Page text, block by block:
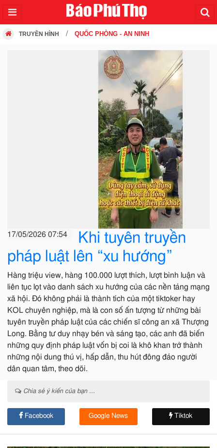
TRUYỀN HÌNH QUỐC PHÒNG - AN NINH
17/05/2026 07:54
Khi tuyên truyền
pháp luật lên “xu hướng”
Hàng triệu view, hàng 100.000 lượt thích, lượt bình luận và
liên tục lọt vào danh sách xu hướng của các nền tảng mạng
xã hội. Đó không phải là thành tích của một tiktoker hay
KOL chuyên nghiệp, mà là con số ấn tượng từ những bài
tuyên truyền pháp luật của các chiến sĩ công an xã Thượng
Long. Bằng tư duy nhạy bén và sáng tạo, các anh đã biến
những quy định pháp luật vốn bị coi là khô khan trở thành
những nội dung thú vị, hấp dẫn, thu hút đông đảo người
dân quan tâm, theo dõi.
Chia sẻ ý kiến của bạn ...
Facebook Google News Tiktok